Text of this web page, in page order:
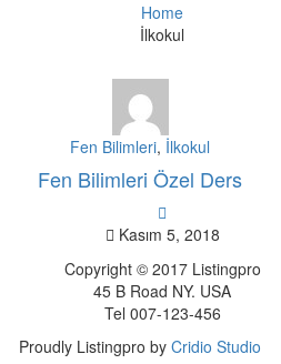
Home
İlkokul
Fen Bilimleri, İlkokul
Fen Bilimleri Özel Ders
Kasım 5, 2018
Copyright © 2017 Listingpro
45 B Road NY. USA
Tel 007-123-456
Proudly Listingpro by Cridio Studio